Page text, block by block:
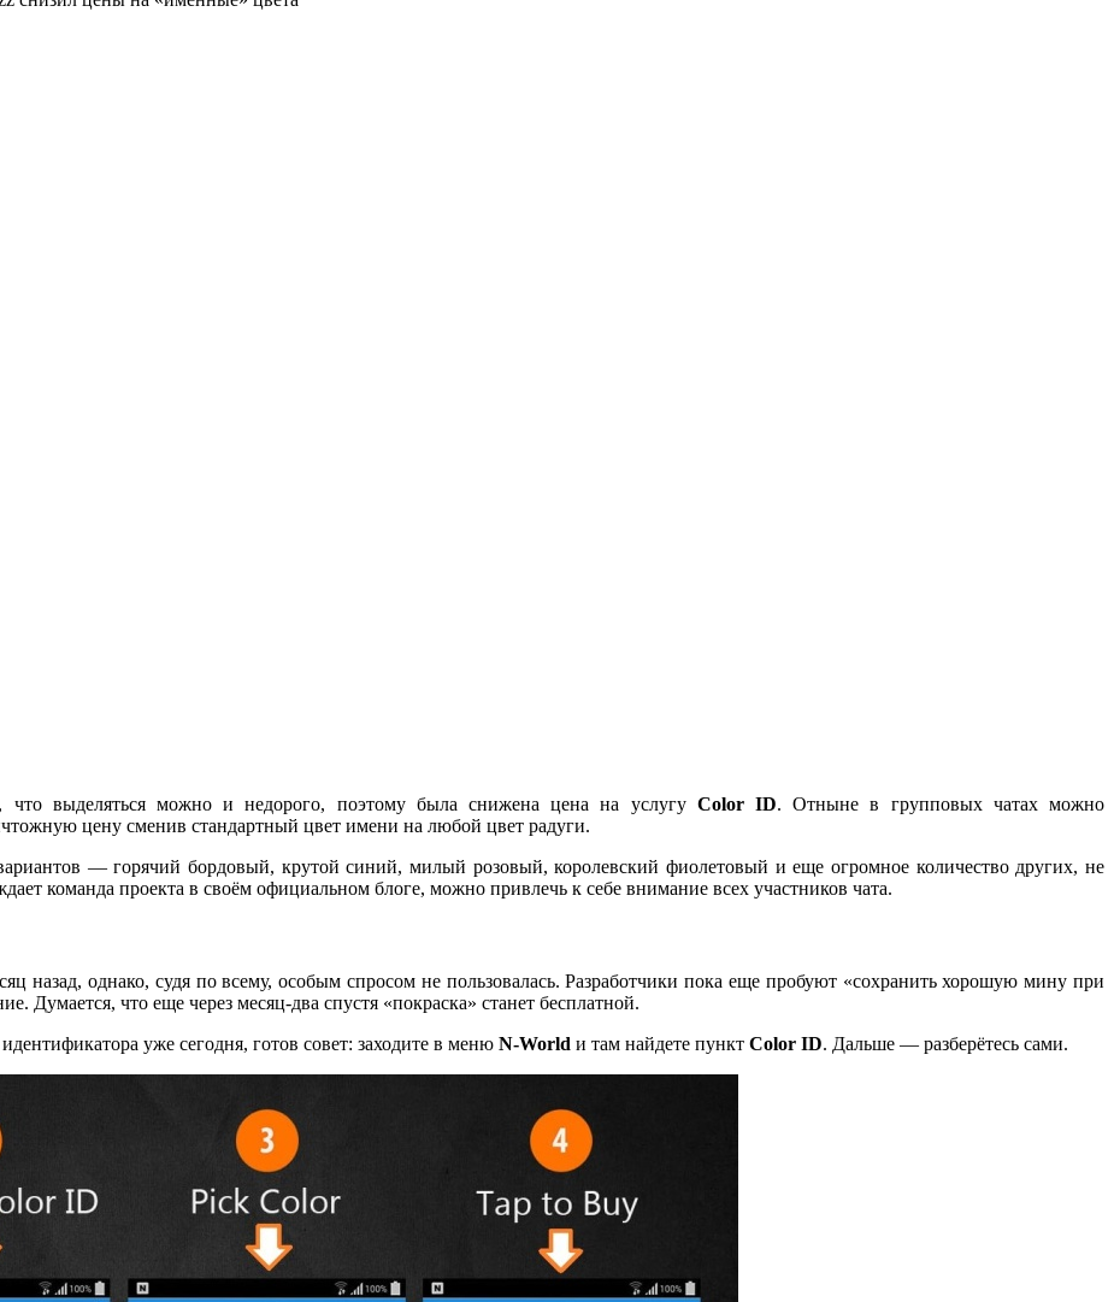
что выделяться можно и недорого, поэтому была снижена цена на услугу Color ID. Отныне в групповых чатах можно
цену сменив стандартный цвет имени на любой цвет радуги.
— горячий бордовый, крутой синий, милый розовый, королевский фиолетовый и еще огромное количество других, не
команда проекта в своём официальном блоге, можно привлечь к себе внимание всех участников чата.
назад, однако, судя по всему, особым спросом не пользовалась. Разработчики пока еще пробуют «сохранить хорошую мину при
Думается, что еще через месяц-два спустя «покраска» станет бесплатной.
уже сегодня, готов совет: заходите в меню N-World и там найдете пункт Color ID. Дальше — разберётесь сами.